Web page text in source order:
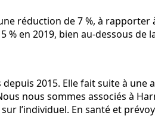
réduction de 7 %, à rapporter
% en 2019, bien au-dessous de
2015. Elle fait suite à une
nous sommes associés à
l’individuel. En santé et